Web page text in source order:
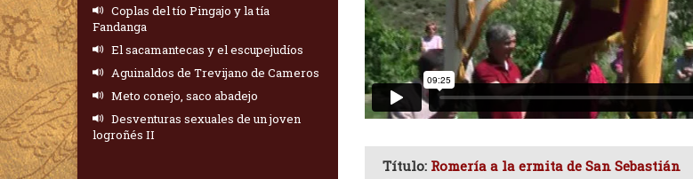
Coplas del tío Pingajo y la tía
Fandanga
El sacamantecas y el escupejudíos
Aguinaldos de Trevijano de Cameros
Meto conejo, saco abadejo
Desventuras sexuales de un joven
logroñés II
Título: Romería a la ermita de San Sebastián